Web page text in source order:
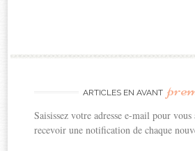
ARTICLES EN AVANT
Saisissez votre adresse e-mail pour
recevoir une notification de chaque